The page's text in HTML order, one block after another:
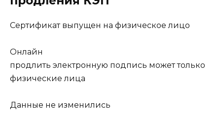
Сертификат выпущен на физическое лицо
Онлайн
продлить электронную подпись может только
физические лица
Данные не изменились